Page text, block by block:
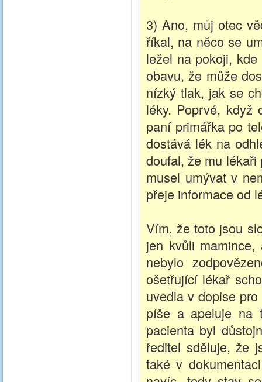
3) Ano, můj otec
říkal, na něco se
ležel na pokoji,
obavu, že může
nízký tlak, jak se
léky. Poprvé, když
paní primářka po
dostává lék na
doufal, že mu
musel umývat v
přeje informace od
Vím, že toto jsou
jen kvůli
nebylo
ošetřující lékař
uvedla v dopise
píše a apeluje na
pacienta byl
ředitel sděluje, že
také v